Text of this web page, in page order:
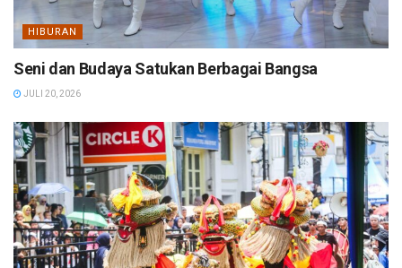
HIBURAN
Seni dan Budaya Satukan Berbagai Bangsa
JULI 20, 2026